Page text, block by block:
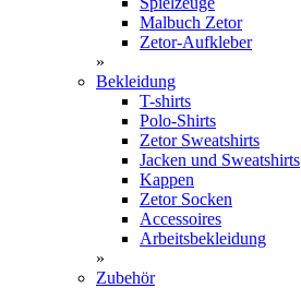
Malbuch Zetor
Zetor-Aufkleber
»
Bekleidung
T-shirts
Polo-Shirts
Zetor Sweatshirts
Jacken und Sweatshirts
Kappen
Zetor Socken
Ac­ces­soires
Arbeitsbekleidung
»
Zubehör